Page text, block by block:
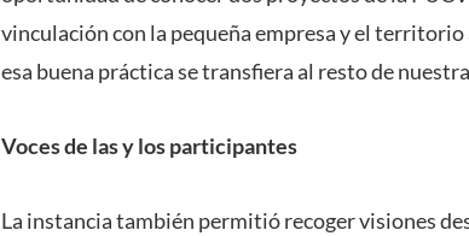
vinculación con la pequeña empresa y el
esa buena práctica se transfiera al resto de
Voces de las y los participantes
La instancia también permitió recoger visiones